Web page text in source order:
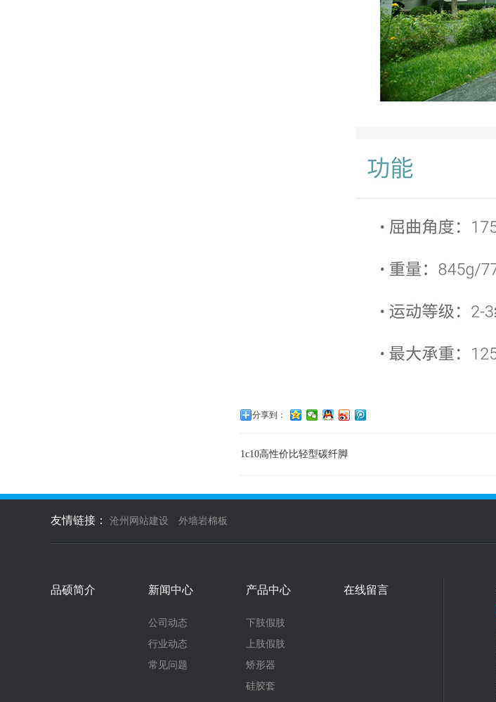
分享到：
1c10高性价比轻型碳纤脚
友情链接： 沧州网站建设 外墙岩棉板
品硕简介 新闻中心
公司动态
行业动态
常见问题
产品中心
下肢假肢
上肢假肢
矫形器
硅胶套
在线留言